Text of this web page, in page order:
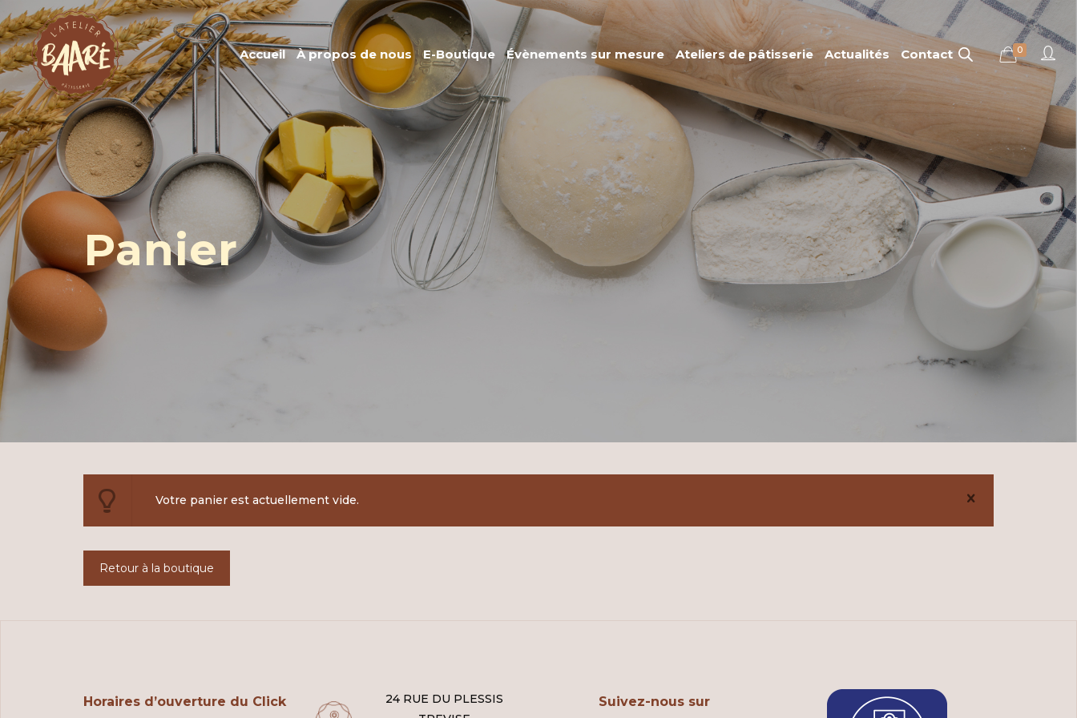
Accueil À propos de nous E-Boutique Évènements sur mesure Ateliers de pâtisserie Actualités Contact 0
Panier
Votre panier est actuellement vide.
Retour à la boutique
Horaires d’ouverture du Click
24 RUE DU PLESSIS
Suivez-nous sur